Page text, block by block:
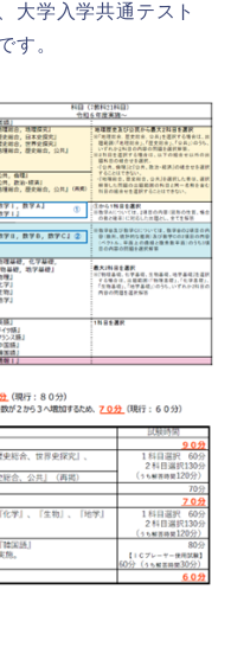
大学入学共通テスト
す。